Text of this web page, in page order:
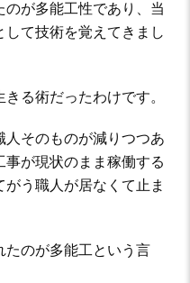
が多能工性であり、当
て技術を覚えてきまし
る術だったわけです。
人そのものが減りつつあ
事が現状のまま稼働する
う職人が居なくて止ま
たのが多能工という言